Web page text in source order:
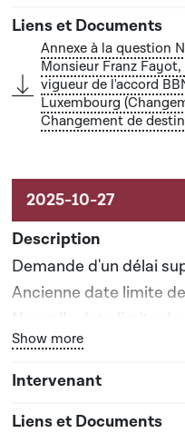
Annexe à la question
Monsieur Franz
vigueur de l'accord
Luxembourg
Changement de
Demande d'un délai
Ancienne date limite
Nouvelle date limite de
Bouton graphique
Show more